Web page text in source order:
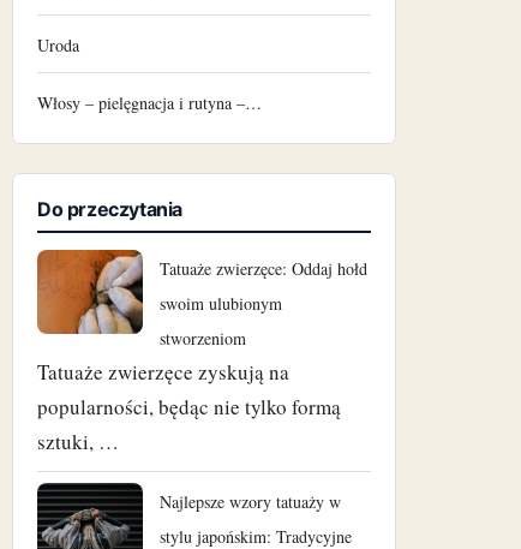
Uroda
Włosy – pielęgnacja i rutyna –…
Do przeczytania
Tatuaże zwierzęce: Oddaj hołd
swoim ulubionym
stworzeniom
Tatuaże zwierzęce zyskują na
popularności, będąc nie tylko formą
sztuki, …
Najlepsze wzory tatuaży w
stylu japońskim: Tradycyjne